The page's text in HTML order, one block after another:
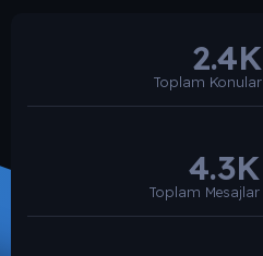
2.4K
Toplam Konular
4.3K
Toplam Mesajlar